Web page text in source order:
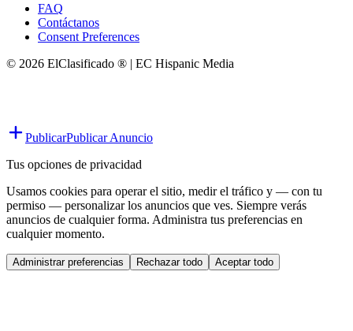
FAQ
Contáctanos
Consent Preferences
© 2026 ElClasificado ® | EC Hispanic Media
PublicarPublicar Anuncio
Tus opciones de privacidad
Usamos cookies para operar el sitio, medir el tráfico y — con tu
permiso — personalizar los anuncios que ves. Siempre verás
anuncios de cualquier forma. Administra tus preferencias en
cualquier momento.
Administrar preferencias Rechazar todo Aceptar todo